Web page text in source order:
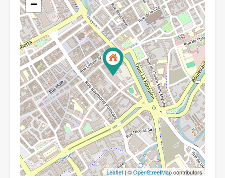
−
Leaflet| ©OpenStreetMapcontributors